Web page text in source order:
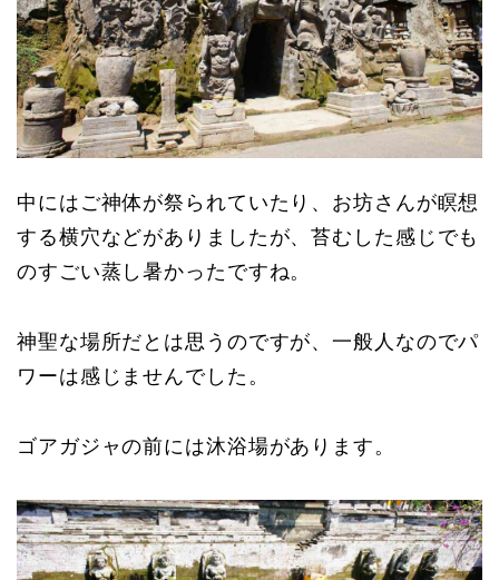
中にはご神体が祭られていたり、お坊さんが瞑想
する横穴などがありましたが、苔むした感じでも
のすごい蒸し暑かったですね。
神聖な場所だとは思うのですが、一般人なのでパ
ワーは感じませんでした。
ゴアガジャの前には沐浴場があります。